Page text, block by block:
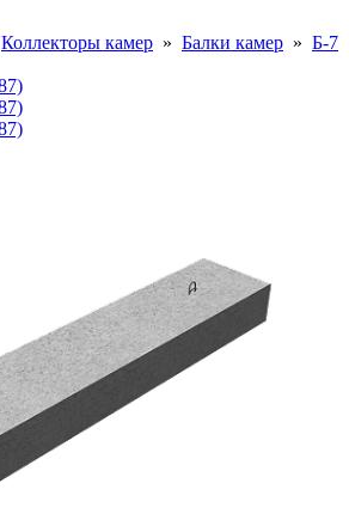
Коллекторы камер » Балки камер » Б-7